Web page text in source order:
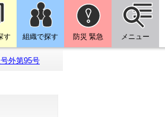
す 組織で探す 防災 緊急 メニュー
外第95号